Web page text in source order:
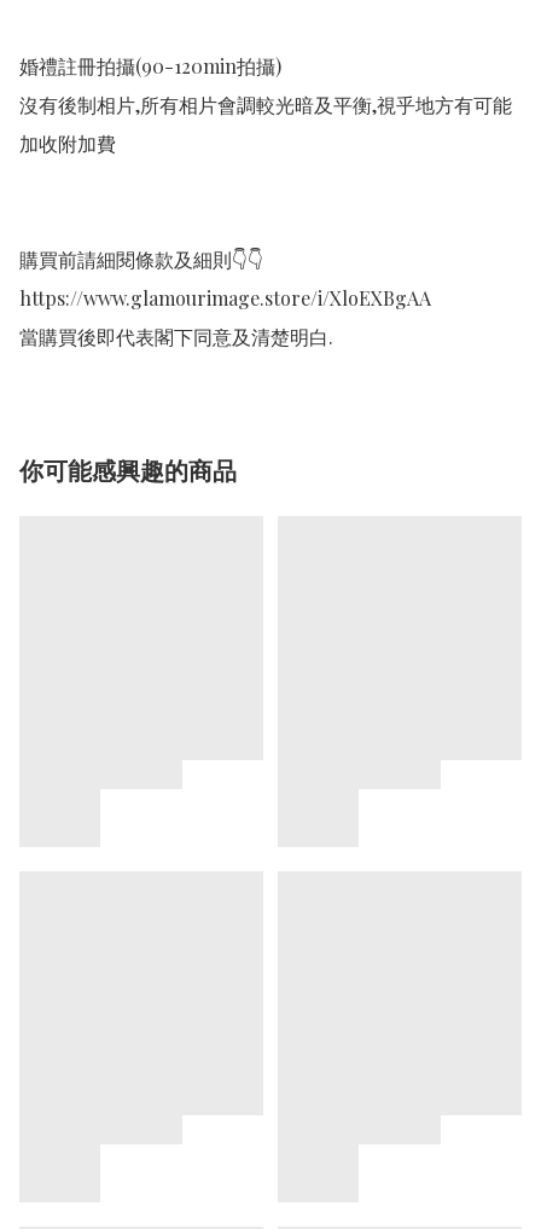
婚禮註冊拍攝(90-120min拍攝)
沒有後制相片,所有相片會調較光暗及平衡,視乎地方有可能
加收附加費
購買前請細閱條款及細則👇👇
https://www.glamourimage.store/i/XloEXBgAA
當購買後即代表閣下同意及清楚明白.
你可能感興趣的商品